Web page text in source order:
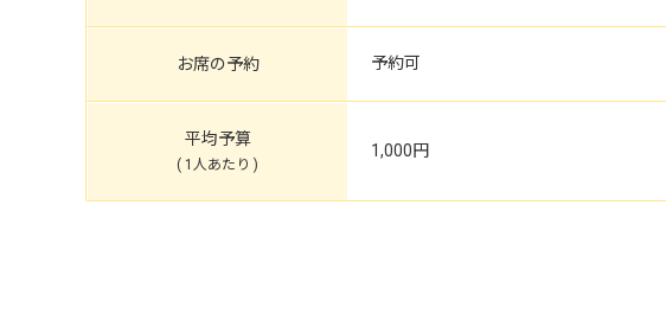
お席の予約 予約可
平均予算
( 1人あたり )
1,000円